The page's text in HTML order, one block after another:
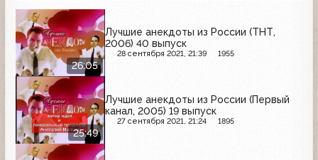
26:05
Лучшие анекдоты из России (ТНТ,
2006) 40 выпуск
28 сентября 2021, 21:39 1955
25:49
Лучшие анекдоты из России (Первый
канал, 2005) 19 выпуск
27 сентября 2021, 21:24 1895